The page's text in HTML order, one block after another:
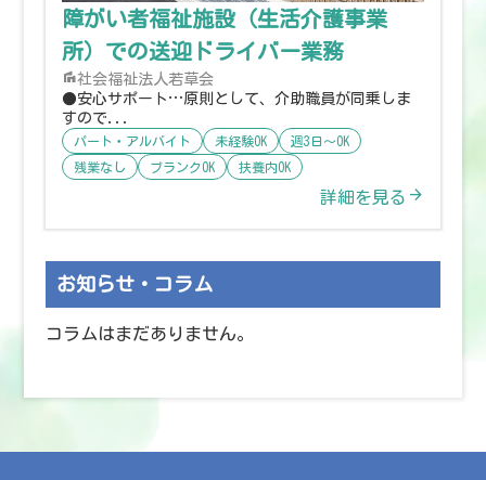
障がい者福祉施設（生活介護事業
所）での送迎ドライバー業務
社会福祉法人若草会
●安心サポート…原則として、介助職員が同乗しま
すので...
パート・アルバイト 未経験OK
週3日〜OK
残業なし
ブランクOK 扶養内OK
詳細を見る
お知らせ・コラム
コラムはまだありません。